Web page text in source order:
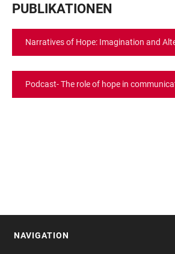
PUBLIKATIONEN
Narratives of Hope: Imagination and
Podcast- The role of hope in
NAVIGATION